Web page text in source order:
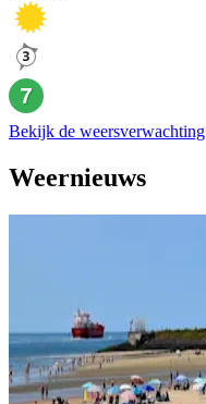
Bekijk de weersverwachting
Weernieuws